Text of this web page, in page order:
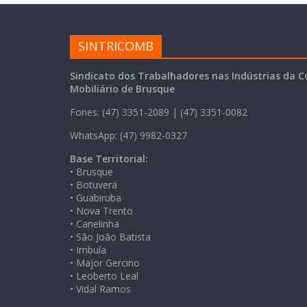
SINTRICOMB
Sindicato dos Trabalhadores nas Indústrias da
Mobiliário de Brusque
Fones: (47) 3351-2089 | (47) 3351-0082
WhatsApp: (47) 9982-0327
Base Territorial:
• Brusque
• Botuverá
• Guabiruba
• Nova Trento
• Canelinha
• São João Batista
• Imbuía
• Major Gercino
• Leoberto Leal
• Vidal Ramos